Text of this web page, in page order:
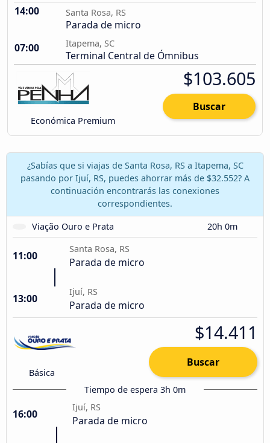
14:00 Santa Rosa, RS
Parada de micro
07:00
Itapema, SC
Terminal Central de Ómnibus
Económica Premium
$103.605
Buscar
¿Sabías que si viajas de Santa Rosa, RS a Itapema, SC
pasando por Ijuí, RS, puedes ahorrar más de $32.552? A
continuación encontrarás las conexiones
correspondientes.
Viação Ouro e Prata
20h 0m
11:00
Santa Rosa, RS
Parada de micro
13:00
Ijuí, RS
Parada de micro
Básica
$14.411
Buscar
Tiempo de espera 3h 0m
16:00
Ijuí, RS
Parada de micro